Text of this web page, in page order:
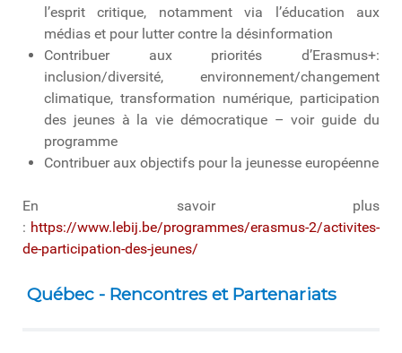
l’esprit critique, notamment via l’éducation aux
médias et pour lutter contre la désinformation
Contribuer aux priorités d’Erasmus+:
inclusion/diversité, environnement/changement
climatique, transformation numérique, participation
des jeunes à la vie démocratique – voir guide du
programme
Contribuer aux objectifs pour la jeunesse européenne
En savoir plus
: https://www.lebij.be/programmes/erasmus-2/activites-
de-participation-des-jeunes/
Québec - Rencontres et Partenariats